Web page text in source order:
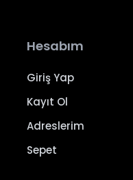
Hesabım
Giriş Yap
Kayıt Ol
Adreslerim
Sepet